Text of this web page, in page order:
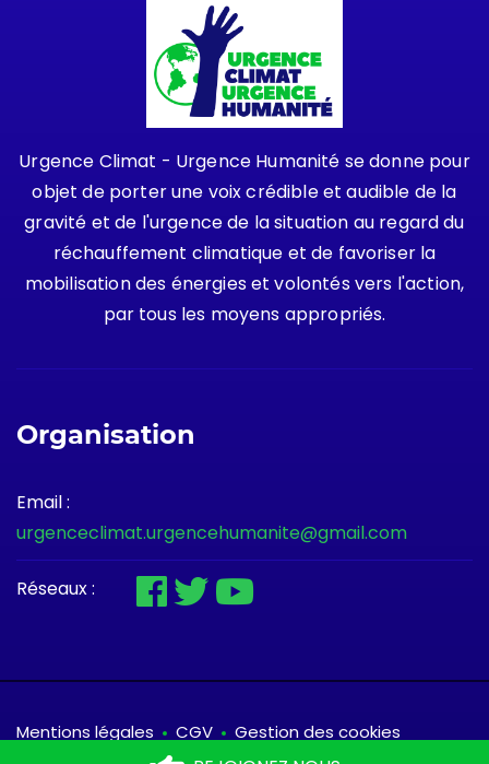
Urgence Climat - Urgence Humanité se donne pour
objet de porter une voix crédible et audible de la
gravité et de l'urgence de la situation au regard du
réchauffement climatique et de favoriser la
mobilisation des énergies et volontés vers l'action,
par tous les moyens appropriés.
Organisation
Email :
urgenceclimat.urgencehumanite@gmail.com
Réseaux :
Mentions légales CGV Gestion des cookies